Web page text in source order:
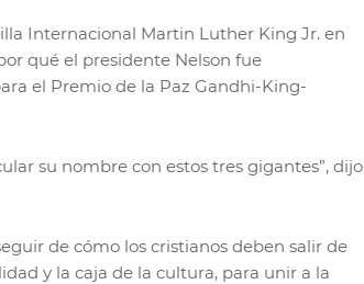
Internacional Martin Luther King Jr. en
qué el presidente Nelson fue
el Premio de la Paz Gandhi-King-
su nombre con estos tres gigantes”, dijo
de cómo los cristianos deben salir de
y la caja de la cultura, para unir a la